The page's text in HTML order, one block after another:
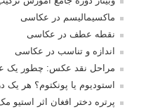
ماکسیمالیسم در عکاسی
نقطه عطف در عکاسی
اندازه و تناسب در عکاسی
مراحل نقد عکس: چطور یک
استودیوم یا پونکتوم؟ هر
پرتره دختر افغان اثر